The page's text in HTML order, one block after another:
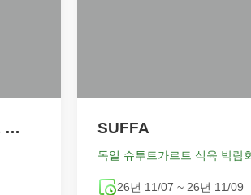
CHINA FISHERIES & SEAFOOD EXPO SUFFA
독일 슈투트가르트 식육 박람
26년 11/07 ~ 26년 11/09